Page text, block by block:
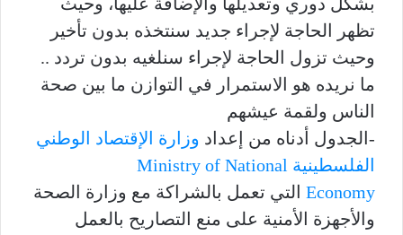
تظهر الحاجة لإجراء جديد سنتخذه بدون تأخير
وحيث تزول الحاجة لإجراء سنلغيه بدون تردد ..
ما نريده هو الاستمرار في التوازن ما بين صحة
الناس ولقمة عيشهم
-الجدول أدناه من إعداد وزارة الإقتصاد الوطني
الفلسطينية Ministry of National
Economy التي تعمل بالشراكة مع وزارة الصحة
والأجهزة الأمنية على منع التصاريح بالعمل